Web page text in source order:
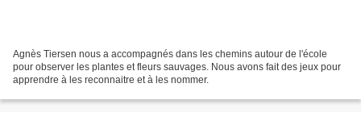
Agnès Tiersen nous a accompagnés dans les chemins autour de l'école
pour observer les plantes et fleurs sauvages. Nous avons fait des jeux pour
apprendre à les reconnaitre et à les nommer.